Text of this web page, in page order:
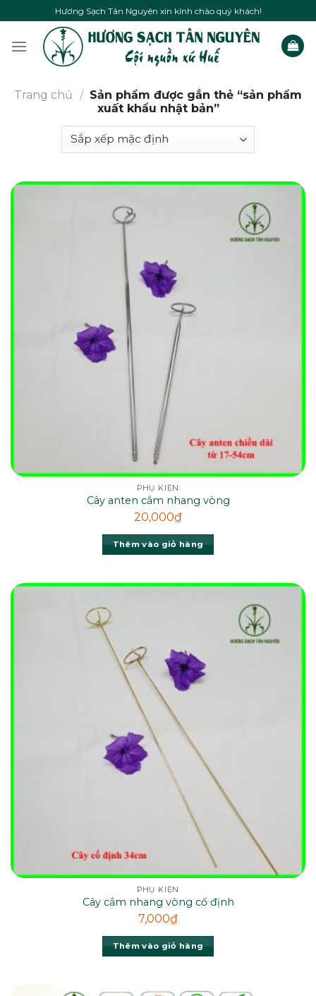
to
content
Hương Sạch Tân Nguyên xin kính chào quý khách!
Trang chủ / Sản phẩm được gắn thẻ “sản phẩm
xuất khẩu nhật bản”
PHỤ KIỆN
Cây anten cắm nhang vòng
20,000₫
Thêm vào giỏ hàng
PHỤ KIỆN
Cây cắm nhang vòng cố định
7,000₫
Thêm vào giỏ hàng